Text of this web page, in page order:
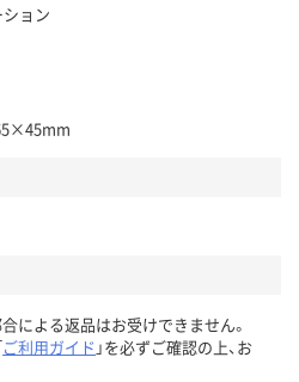
ション
による返品はお受けできません。
ご利用ガイド 」を必ずご確認の上、お